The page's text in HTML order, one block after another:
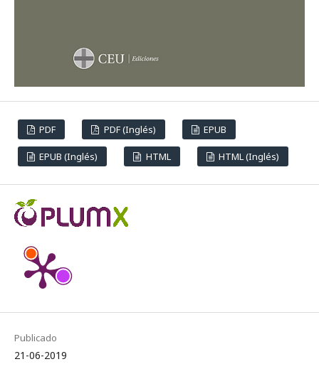
PDF PDF (Inglés) EPUB
EPUB (Inglés) HTML HTML (Inglés)
Publicado
21-06-2019